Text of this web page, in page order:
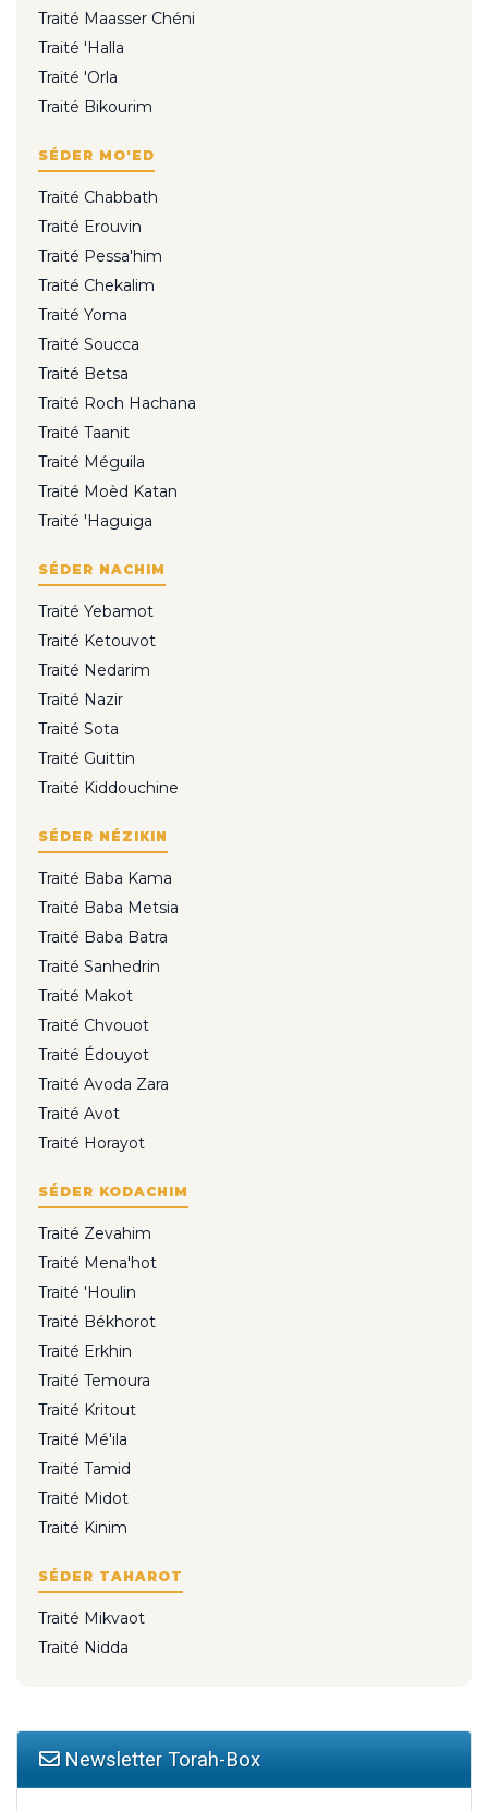
Traité Maasser Chéni
Traité 'Halla
Traité 'Orla
Traité Bikourim
SÉDER MO'ED
Traité Chabbath
Traité Erouvin
Traité Pessa'him
Traité Chekalim
Traité Yoma
Traité Soucca
Traité Betsa
Traité Roch Hachana
Traité Taanit
Traité Méguila
Traité Moèd Katan
Traité 'Haguiga
SÉDER NACHIM
Traité Yebamot
Traité Ketouvot
Traité Nedarim
Traité Nazir
Traité Sota
Traité Guittin
Traité Kiddouchine
SÉDER NÉZIKIN
Traité Baba Kama
Traité Baba Metsia
Traité Baba Batra
Traité Sanhedrin
Traité Makot
Traité Chvouot
Traité Édouyot
Traité Avoda Zara
Traité Avot
Traité Horayot
SÉDER KODACHIM
Traité Zevahim
Traité Mena'hot
Traité 'Houlin
Traité Békhorot
Traité Erkhin
Traité Temoura
Traité Kritout
Traité Mé'ila
Traité Tamid
Traité Midot
Traité Kinim
SÉDER TAHAROT
Traité Mikvaot
Traité Nidda
Newsletter Torah-Box